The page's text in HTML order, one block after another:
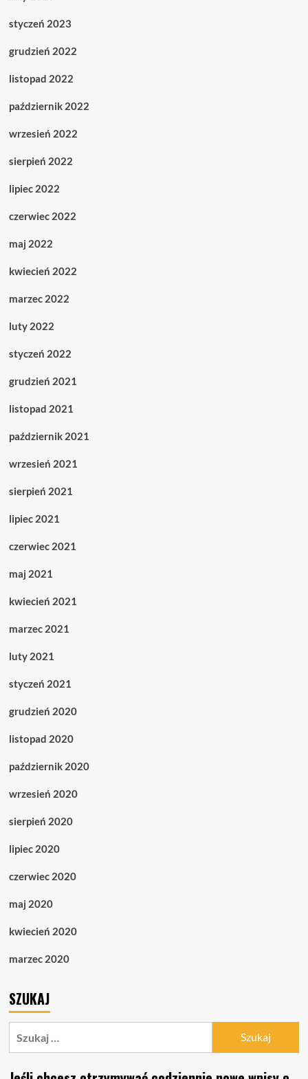
styczeń 2023
grudzień 2022
listopad 2022
październik 2022
wrzesień 2022
sierpień 2022
lipiec 2022
czerwiec 2022
maj 2022
kwiecień 2022
marzec 2022
luty 2022
styczeń 2022
grudzień 2021
listopad 2021
październik 2021
wrzesień 2021
sierpień 2021
lipiec 2021
czerwiec 2021
maj 2021
kwiecień 2021
marzec 2021
luty 2021
styczeń 2021
grudzień 2020
listopad 2020
październik 2020
wrzesień 2020
sierpień 2020
lipiec 2020
czerwiec 2020
maj 2020
kwiecień 2020
marzec 2020
SZUKAJ